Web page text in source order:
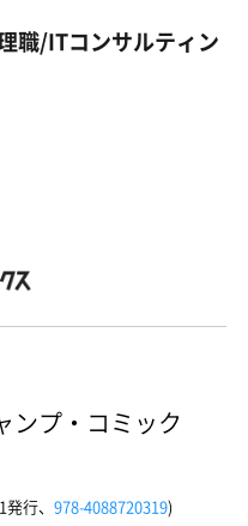
職/ITコンサルティン
ンプ・コミック
行、 978-4088720319)